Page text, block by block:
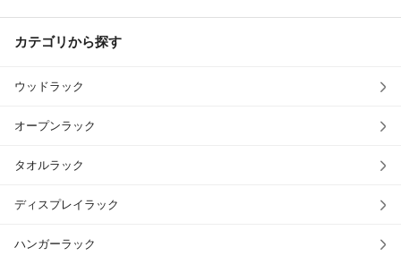
カテゴリから探す
ウッドラック
オープンラック
タオルラック
ディスプレイラック
ハンガーラック
Pontaパス特典対象すべて
サンキュー配送対象
除外ワード